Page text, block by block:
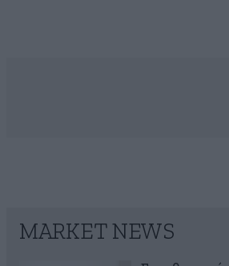
MARKET NEWS